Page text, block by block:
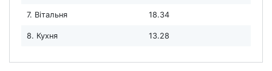
7. Вітальня 18.34
8. Кухня 13.28